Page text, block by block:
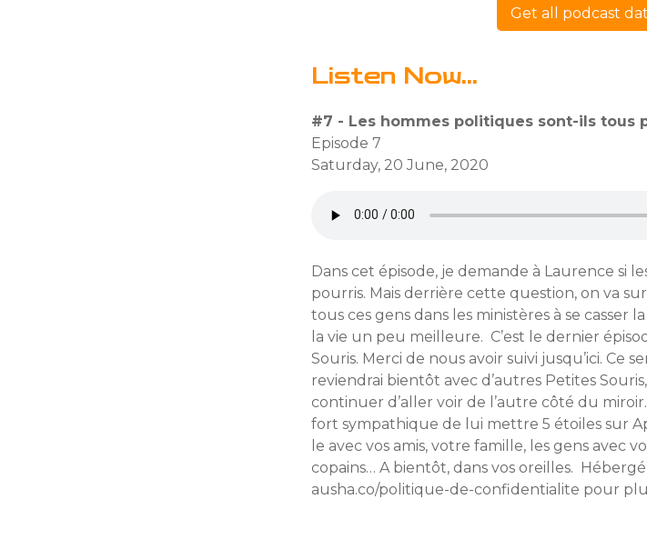
Get all podcast
Listen Now...
#7 - Les hommes politiques sont-ils tous
Episode 7
Saturday, 20 June, 2020
Dans cet épisode, je demande à Laurence si
pourris. Mais derrière cette question, on va
tous ces gens dans les ministères à se casser
la vie un peu meilleure. C’est le dernier
Souris. Merci de nous avoir suivi jusqu’ici. Ce
reviendrai bientôt avec d’autres Petites
continuer d’aller voir de l’autre côté du
fort sympathique de lui mettre 5 étoiles sur
le avec vos amis, votre famille, les gens avec
copains… A bientôt, dans vos oreilles.
ausha.co/politique-de-confidentialite pour